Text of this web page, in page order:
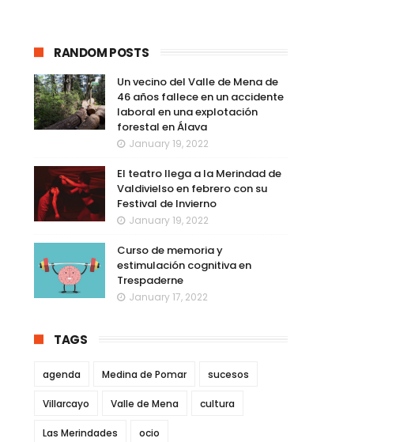
RANDOM POSTS
Un vecino del Valle de Mena de
46 años fallece en un accidente
laboral en una explotación
forestal en Álava
January 19, 2022
El teatro llega a la Merindad de
Valdivielso en febrero con su
Festival de Invierno
January 19, 2022
Curso de memoria y
estimulación cognitiva en
Trespaderne
January 17, 2022
TAGS
agenda Medina de Pomar sucesos
Villarcayo Valle de Mena cultura
Las Merindades ocio